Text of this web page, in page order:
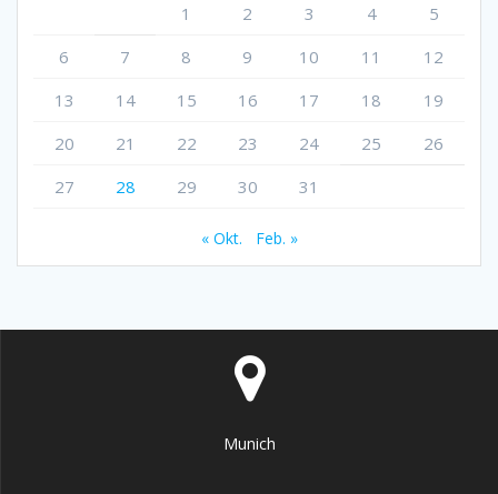
1
2 3 4
5
6
7 8 9 10 11
12
13
14 15 16 17 18
19
20
21 22 23 24 25
26
27
28 29 30 31
« Okt. Feb. »
Munich